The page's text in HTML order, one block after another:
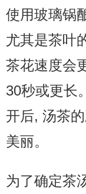
使用玻璃锅
尤其是茶叶
茶花速度会
30秒或更长
开后, 汤茶
美丽。
为了确定茶